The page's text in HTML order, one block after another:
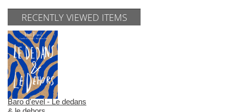
RECENTLY VIEWED ITEMS
Baro d'evel - Le dedans